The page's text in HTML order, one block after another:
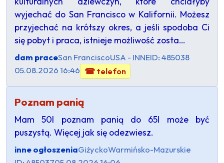
wyjechać do San Francisco w Kalifornii. Możesz
przyjechać na krótszy okres, a jeśli spodoba Ci
się pobyt i praca, istnieje możliwość zosta…
dam praceSan FranciscoUSA - INNEID: 485038
05.08.2026 16:46 ☎ telefon
Poznam panią
Mam 50l poznam panią do 65l może być
puszystą. Więcej jak się odezwiesz.
inne ogłoszeniaGiżyckoWarmińsko-Mazurskie